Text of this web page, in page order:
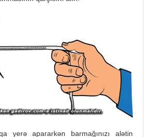
yerə apararkən barmağınızı alətin